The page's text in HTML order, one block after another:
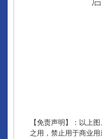
【免责声明】：以上
之用，禁止用于商业